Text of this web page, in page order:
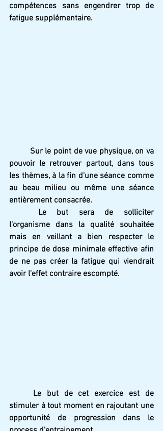
compétences sans engendrer trop de
fatigue supplémentaire.
pouvoir le retrouver partout, dans tous
les thèmes, à la fin d'une séance comme
au beau milieu ou même une séance
entièrement consacrée.
l'organisme dans la qualité souhaitée
mais en veillant a bien respecter le
principe de dose minimale effective afin
de ne pas créer la fatigue qui viendrait
avoir l'effet contraire escompté.
stimuler à tout moment en rajoutant une
opportunité de progression dans le